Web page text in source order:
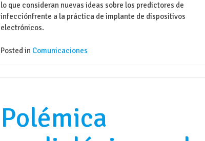
lo que consideran nuevas ideas sobre los predictores de
infecciónfrente a la práctica de implante de dispositivos
electrónicos.
Posted in Comunicaciones
Polémica